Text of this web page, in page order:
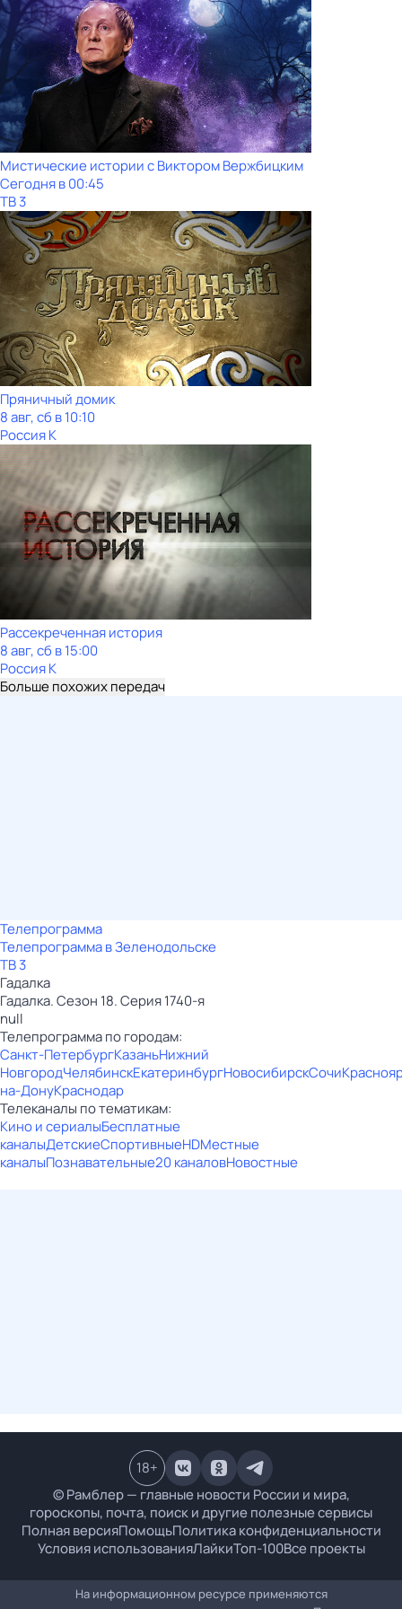
Мистические истории с Виктoром Bержбицким
Сегодня в 00:45
ТВ 3
Пряничный домик
8 авг, сб в 10:10
Россия К
Рассекреченная история
8 авг, сб в 15:00
Россия К
Больше похожих передач
Телепрограмма
Телепрограмма в Зеленодольске
ТВ 3
Гадалка
Гадалка. Сезон 18. Серия 1740-я
null
Телепрограмма по городам:
Санкт-ПетербургКазаньНижний
НовгородЧелябинскЕкатеринбургНовосибирскСочи
на-ДонуКраснодар
Телеканалы по тематикам:
Кино и сериалыБесплатные
каналыДетскиеСпортивныеHDМестные
каналыПознавательные20 каналовНовостные
© Рамблер — главные новости России и мира,
гороскопы, почта, поиск и другие полезные сервисы
Полная версияПомощьПолитика конфиденциальности
Условия использованияЛайкиТоп-100Все проекты
18+
На информационном ресурсе применяются